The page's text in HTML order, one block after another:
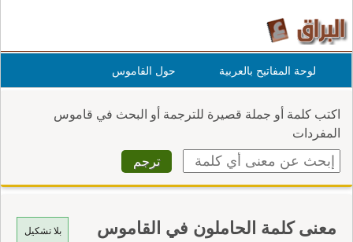
لوحة المفاتيح بالعربية حول القاموس
اكتب كلمة أو جملة قصيرة للترجمة أو البحث في قاموس
المفردات
بلا تشكيل معنى كلمة الحاملون في القاموس